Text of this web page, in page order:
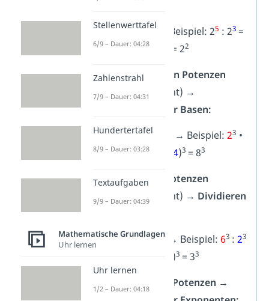
Exponenten:
xa: xb= xa–b Beispiel: 25 : 23=
= 22
Multiplizieren von Potenzen
(gleicher Exponent) →
Multiplizieren der Basen:
an•bn= (a• → Beispiel:23 •
43= ( 4)3= 83
Dividieren von Potenzen
(gleicher Exponent) → Dividieren
an:b n= (a:b)n → Beispiel: 63 : 23
)3 = 33
Potenzieren von Potenzen →
Stellenwerttafel
6/9 – Dauer: 04:28
Zahlenstrahl
7/9 – Dauer: 04:31
Hundertertafel
8/9 – Dauer: 03:28
Textaufgaben
9/9 – Dauer: 04:39
Mathematische Grundlagen
Uhr lernen
Uhr lernen
1/2 – Dauer: 04:18